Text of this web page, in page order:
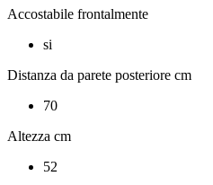
Accostabile frontalmente
si
Distanza da parete posteriore cm
70
Altezza cm
52